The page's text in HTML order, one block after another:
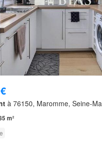
à 76150, Maromme, Seine-
m²